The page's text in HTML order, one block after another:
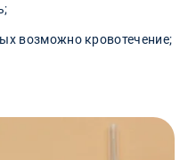
возможно кровотечение;